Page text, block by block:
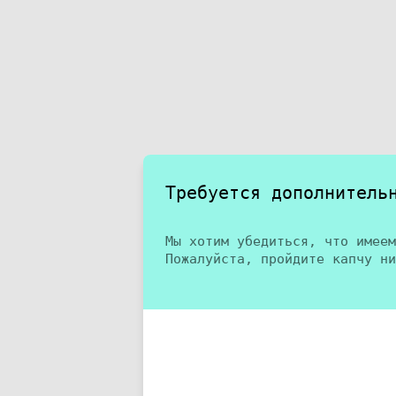
Требуется
Мы хотим убедиться, что
Пожалуйста, пройдите капчу